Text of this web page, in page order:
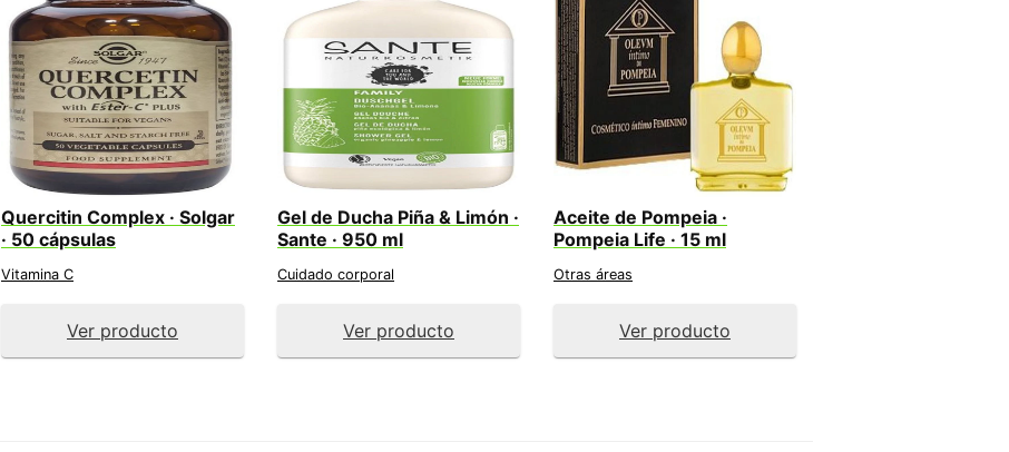
Quercitin Complex · Solgar
· 50 cápsulas
Vitamina C
Ver producto
Gel de Ducha Piña & Limón ·
Sante · 950 ml
Cuidado corporal
Ver producto
Aceite de Pompeia ·
Pompeia Life · 15 ml
Otras áreas
Ver producto